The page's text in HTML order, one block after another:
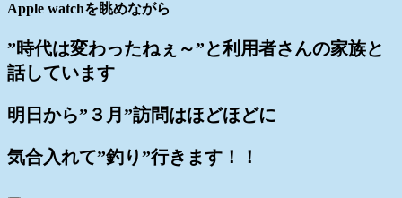
Apple watchを眺めながら
”時代は変わったねぇ～”と利用者さんの家族と
話しています
明日から”３月”訪問はほどほどに
気合入れて”釣り”行きます！！